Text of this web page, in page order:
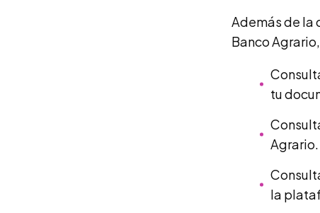
Además de la
Banco
tu
Agrario.
la